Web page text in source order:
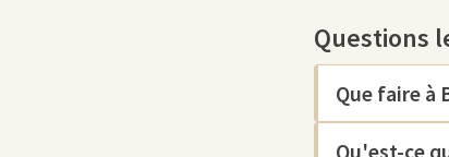
Ville de contrastes, Berlin allie une histoire
Berlin est le point de départ emblématique
murales colorées de l'East Side Gallery
réconciliation. Au Checkpoint Charlie,
la guerre froide et les tentatives d'évasion
Questions
Que faire à
Qu'est-ce